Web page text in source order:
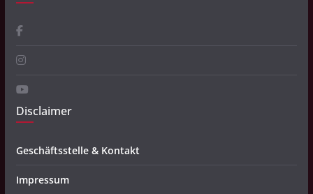
Disclaimer
Geschäftsstelle & Kontakt
Impressum